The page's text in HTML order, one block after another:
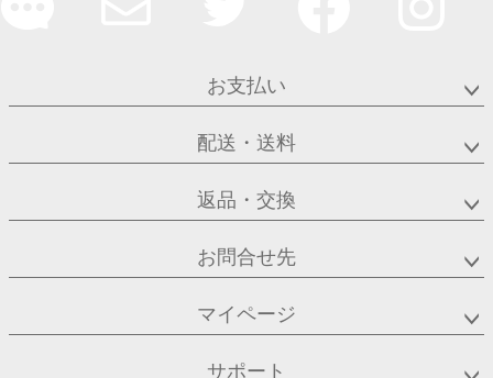
お支払い
配送・送料
返品・交換
お問合せ先
マイページ
サポート